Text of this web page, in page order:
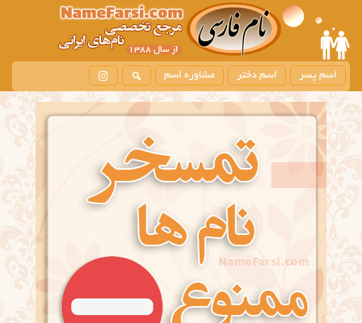
m
i
c
n
t
اسم پسر اسم دختر مشاوره اسم